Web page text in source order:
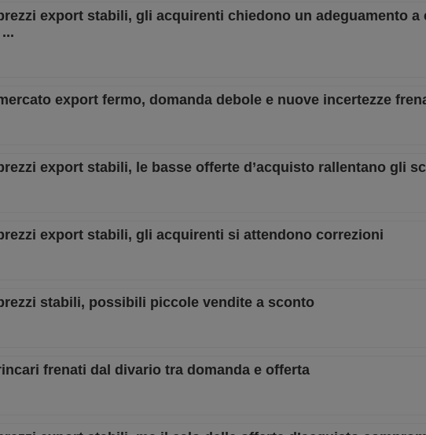
export stabili, gli acquirenti chiedono un adeguamento a
export fermo, domanda debole e nuove incertezze
export stabili, le basse offerte d’acquisto rallentano gli
export stabili, gli acquirenti si attendono correzioni
stabili, possibili piccole vendite a sconto
frenati dal divario tra domanda e offerta